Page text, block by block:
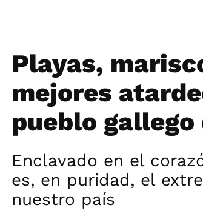
Playas,
mejores
pueblo
Enclavado en el
es, en puridad, el
nuestro país